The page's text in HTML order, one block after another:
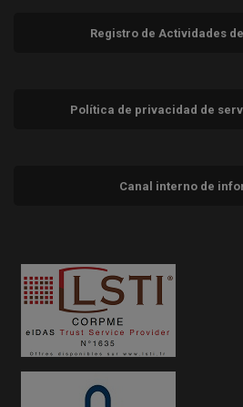
Registro de Actividades
Política de privacidad de
Canal interno de